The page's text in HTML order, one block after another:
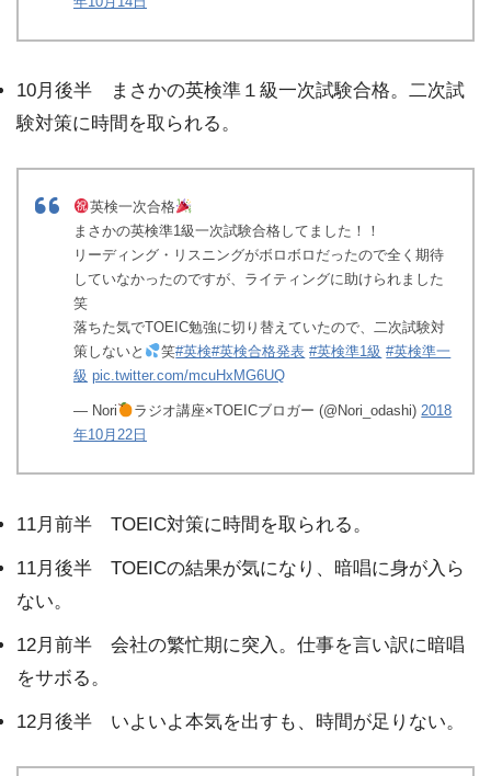
10月後半 まさかの英検準１級一次試験合格。二次試
験対策に時間を取られる。
英検一次合格
まさかの英検準1級一次試験合格してました！！
リーディング・リスニングがボロボロだったので全く期待
していなかったのですが、ライティングに助けられました
笑
落ちた気でTOEIC勉強に切り替えていたので、二次試験対
策しないと
笑#英検#英検合格発表 #英検準1級 #英検準一
級 pic.twitter.com/mcuHxMG6UQ
— Nori ラジオ講座×TOEICブロガー (@Nori_odashi)2018
年10月22日
11月前半 TOEIC対策に時間を取られる。
11月後半 TOEICの結果が気になり、暗唱に身が入ら
ない。
12月前半 会社の繁忙期に突入。仕事を言い訳に暗唱
をサボる。
12月後半 いよいよ本気を出すも、時間が足りない。